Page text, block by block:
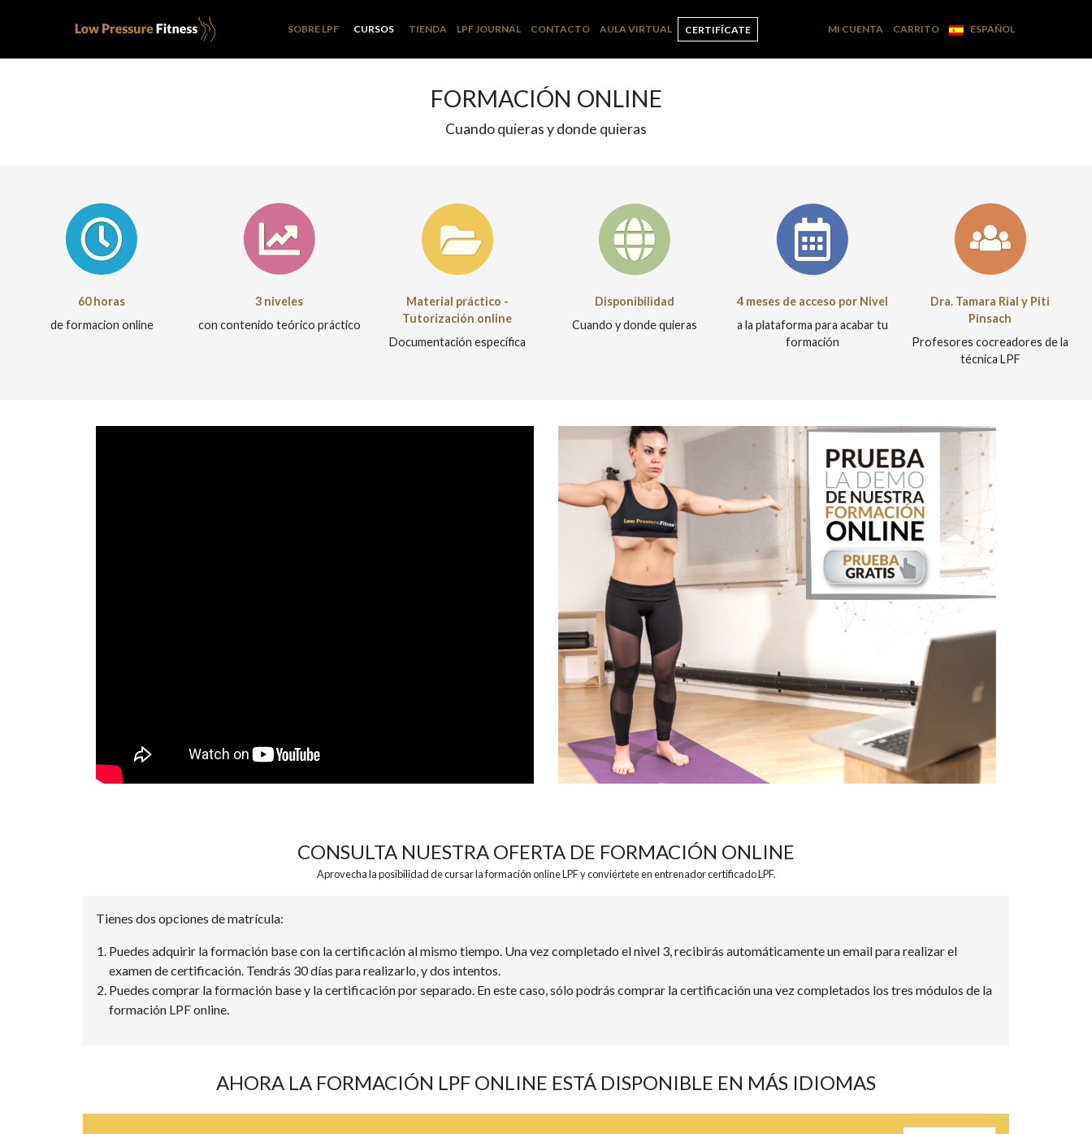
SOBRE LPF CURSOS TIENDA LPF JOURNAL CONTACTO AULA VIRTUAL CERTIFÍCATE MI CUENTA CARRITO ESPAÑOL
FORMACIÓN ONLINE
Cuando quieras y donde quieras
60 horas
de formacion online
3 niveles
con contenido teórico práctico
Material práctico -
Tutorización online
Documentación específica
Disponibilidad
Cuando y donde quieras
4 meses de acceso por Nivel
a la plataforma para acabar tu
formación
Dra. Tamara Rial y Piti
Pinsach
Profesores cocreadores de la
técnica LPF
CONSULTA NUESTRA OFERTA DE FORMACIÓN ONLINE
Aprovecha la posibilidad de cursar la formación online LPF y conviértete en entrenador certificado LPF.
Tienes dos opciones de matrícula:
Puedes adquirir la formación base con la certificación al mismo tiempo. Una vez completado el nivel 3, recibirás automáticamente un email para realizar el
examen de certificación. Tendrás 30 días para realizarlo, y dos intentos.
Puedes comprar la formación base y la certificación por separado. En este caso, sólo podrás comprar la certificación una vez completados los tres módulos de la
formación LPF online.
AHORA LA FORMACIÓN LPF ONLINE ESTÁ DISPONIBLE EN MÁS IDIOMAS